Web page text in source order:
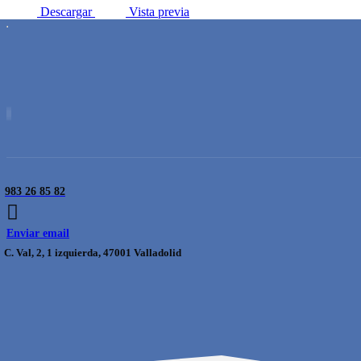
Descargar Vista previa
983 26 85 82
Enviar email
C. Val, 2, 1 izquierda, 47001 Valladolid